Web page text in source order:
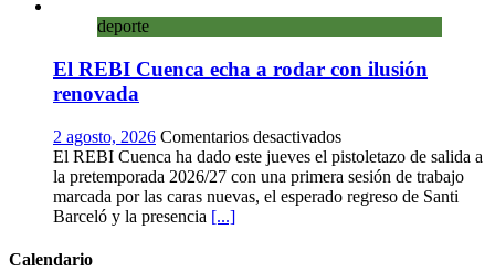
vendimia
la
historia
ya
es
deporte
El REBI Cuenca echa a rodar con ilusión
renovada
2 agosto, 2026 Comentarios desactivadosen
El
REBI
Cuenca
El REBI Cuenca ha dado este jueves el pistoletazo de salida a
la pretemporada 2026/27 con una primera sesión de trabajo
marcada por las caras nuevas, el esperado regreso de Santi
Barceló y la presencia [...]
Calendario